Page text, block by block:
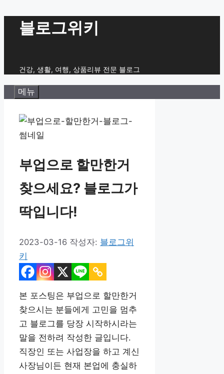
블로그위키
건강, 생활, 여행, 상품리뷰 전문 블로그
메뉴
부업으로 할만한거
찾으세요? 블로그가
딱입니다!
2023-03-16 작성자: 블로그위
키
본 포스팅은 부업으로 할만한거
찾으시는 분들에게 고민을 멈추
고 블로그를 당장 시작하시라는
말을 전하려 작성한 글입니다.
직장인 또는 사업장을 하고 계신
사장님이든 현재 본업에 충실하